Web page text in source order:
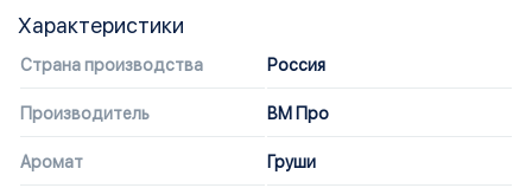
Характеристики
Страна производства Россия
Производитель ВМ Про
Аромат Груши